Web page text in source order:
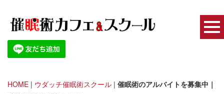
HOME | ウダッチ催眠術スクール | 催眠術のアルバイトを募集中｜